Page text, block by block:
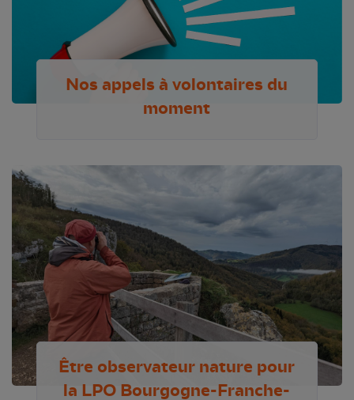
Nos appels à volontaires du
moment
Être observateur nature pour
la LPO Bourgogne-Franche-